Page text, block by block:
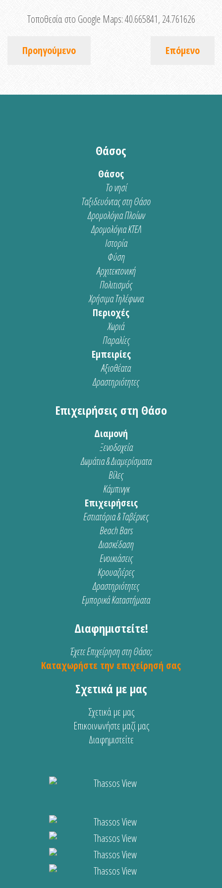
Τοποθεσία στο Google Maps:40.665841, 24.761626
Προηγούμενο Επόμενο
Θάσος
Θάσος
Το νησί
Ταξιδευόντας στη Θάσο
Δρομολόγια Πλοίων
Δρομολόγια ΚΤΕΛ
Ιστορία
Φύση
Αρχιτεκτονική
Πολιτισμός
Χρήσιμα Τηλέφωνα
Περιοχές
Χωριά
Παραλίες
Εμπειρίες
Αξιοθέατα
Δραστηριότητες
Επιχειρήσεις στη Θάσο
Διαμονή
Ξενοδοχεία
Δωμάτια & Διαμερίσματα
Βίλες
Κάμπινγκ
Επιχειρήσεις
Εστιατόρια & Ταβέρνες
Beach Bars
Διασκέδαση
Ενοικιάσεις
Κρουαζιέρες
Δραστηριότητες
Εμπορικά Καταστήματα
Διαφημιστείτε!
Έχετε Επιχείρηση στη Θάσο;
Καταχωρήστε την επιχείρησή σας
Σχετικά με μας
Σχετικά με μας
Επικοινωνήστε μαζί μας
Διαφημιστείτε